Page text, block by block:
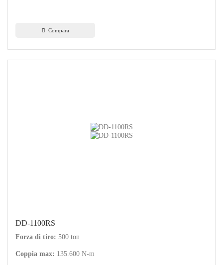
Compara
DD-1100RS
Forza di tiro: 500 ton
Coppia max: 135.600 N-m